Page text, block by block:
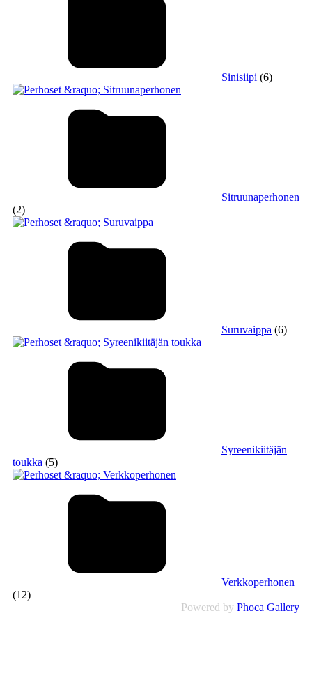
Sinisiipi (6)
Sitruunaperhonen
(2)
Suruvaippa (6)
Syreenikiitäjän
toukka (5)
Verkkoperhonen
(12)
Powered by Phoca Gallery